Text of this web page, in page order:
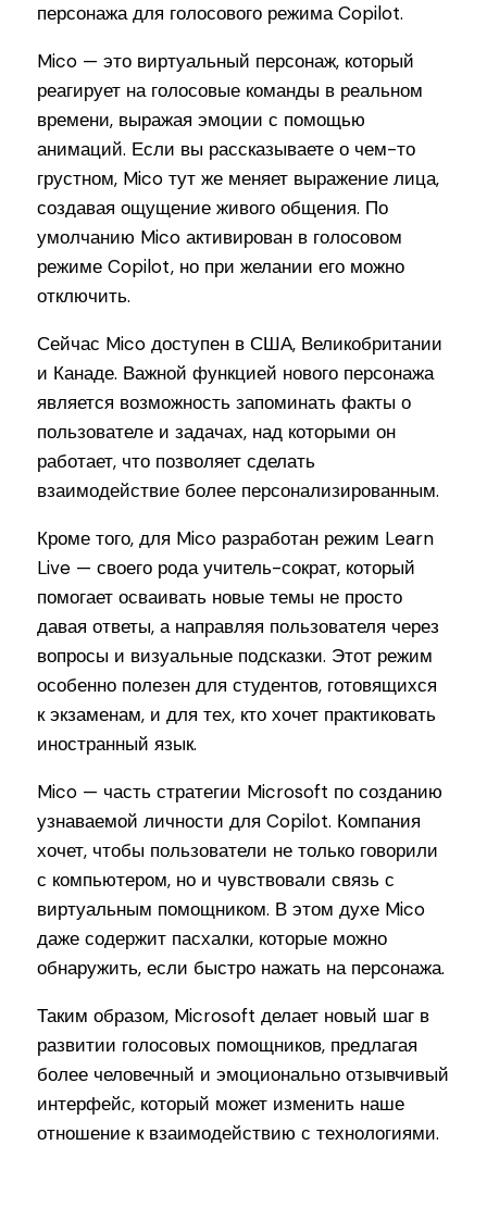
персонажа для голосового режима Copilot.
Mico — это виртуальный персонаж, который
реагирует на голосовые команды в реальном
времени, выражая эмоции с помощью
анимаций. Если вы рассказываете о чем-то
грустном, Mico тут же меняет выражение лица,
создавая ощущение живого общения. По
умолчанию Mico активирован в голосовом
режиме Copilot, но при желании его можно
отключить.
Сейчас Mico доступен в США, Великобритании
и Канаде. Важной функцией нового персонажа
является возможность запоминать факты о
пользователе и задачах, над которыми он
работает, что позволяет сделать
взаимодействие более персонализированным.
Кроме того, для Mico разработан режим Learn
Live — своего рода учитель-сократ, который
помогает осваивать новые темы не просто
давая ответы, а направляя пользователя через
вопросы и визуальные подсказки. Этот режим
особенно полезен для студентов, готовящихся
к экзаменам, и для тех, кто хочет практиковать
иностранный язык.
Mico — часть стратегии Microsoft по созданию
узнаваемой личности для Copilot. Компания
хочет, чтобы пользователи не только говорили
с компьютером, но и чувствовали связь с
виртуальным помощником. В этом духе Mico
даже содержит пасхалки, которые можно
обнаружить, если быстро нажать на персонажа.
Таким образом, Microsoft делает новый шаг в
развитии голосовых помощников, предлагая
более человечный и эмоционально отзывчивый
интерфейс, который может изменить наше
отношение к взаимодействию с технологиями.